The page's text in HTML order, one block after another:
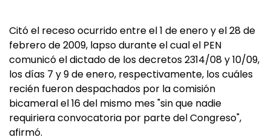
Citó el receso ocurrido entre el 1 de enero y el 28 de
febrero de 2009, lapso durante el cual el PEN
comunicó el dictado de los decretos 2314/08 y 10/09,
los días 7 y 9 de enero, respectivamente, los cuáles
recién fueron despachados por la comisión
bicameral el 16 del mismo mes "sin que nadie
requiriera convocatoria por parte del Congreso",
afirmó.